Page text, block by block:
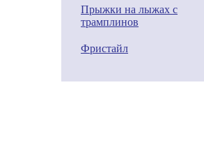
Прыжки на лыжах с
трамплинов
Фристайл